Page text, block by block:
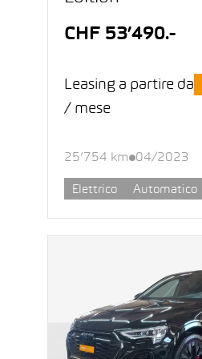
CHF 53’490.-
Leasing a partire da
/ mese
25’754 km 04/2023
Elettrico Automatico